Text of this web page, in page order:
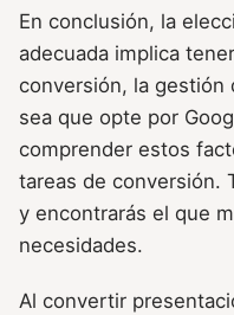
En conclusión, la
adecuada implica
conversión, la gestión
sea que opte por
comprender estos
tareas de conversión.
y encontrarás el que
necesidades.
Al convertir